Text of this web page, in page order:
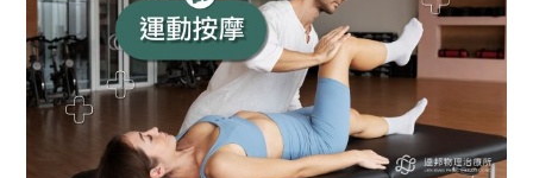
松
賽
前
的